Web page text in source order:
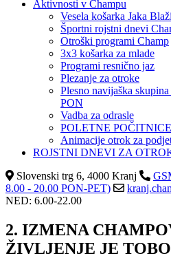
Aktivnosti v Champu
Vesela košarka Jaka
Športni rojstni dnevi
Otroški programi Champ
3x3 košarka za mlade
Programi resnično jaz
Plezanje za otroke
Plesno navijaška
PON
Vadba za odrasle
POLETNE
Animacije otrok za
ROJSTNI DNEVI ZA
Slovenski trg 6, 4000 Kranj
8.00 - 20.00 PON-PET)
NED: 6.00-22.00
2. IZMENA
ŽIVLJENJE JE